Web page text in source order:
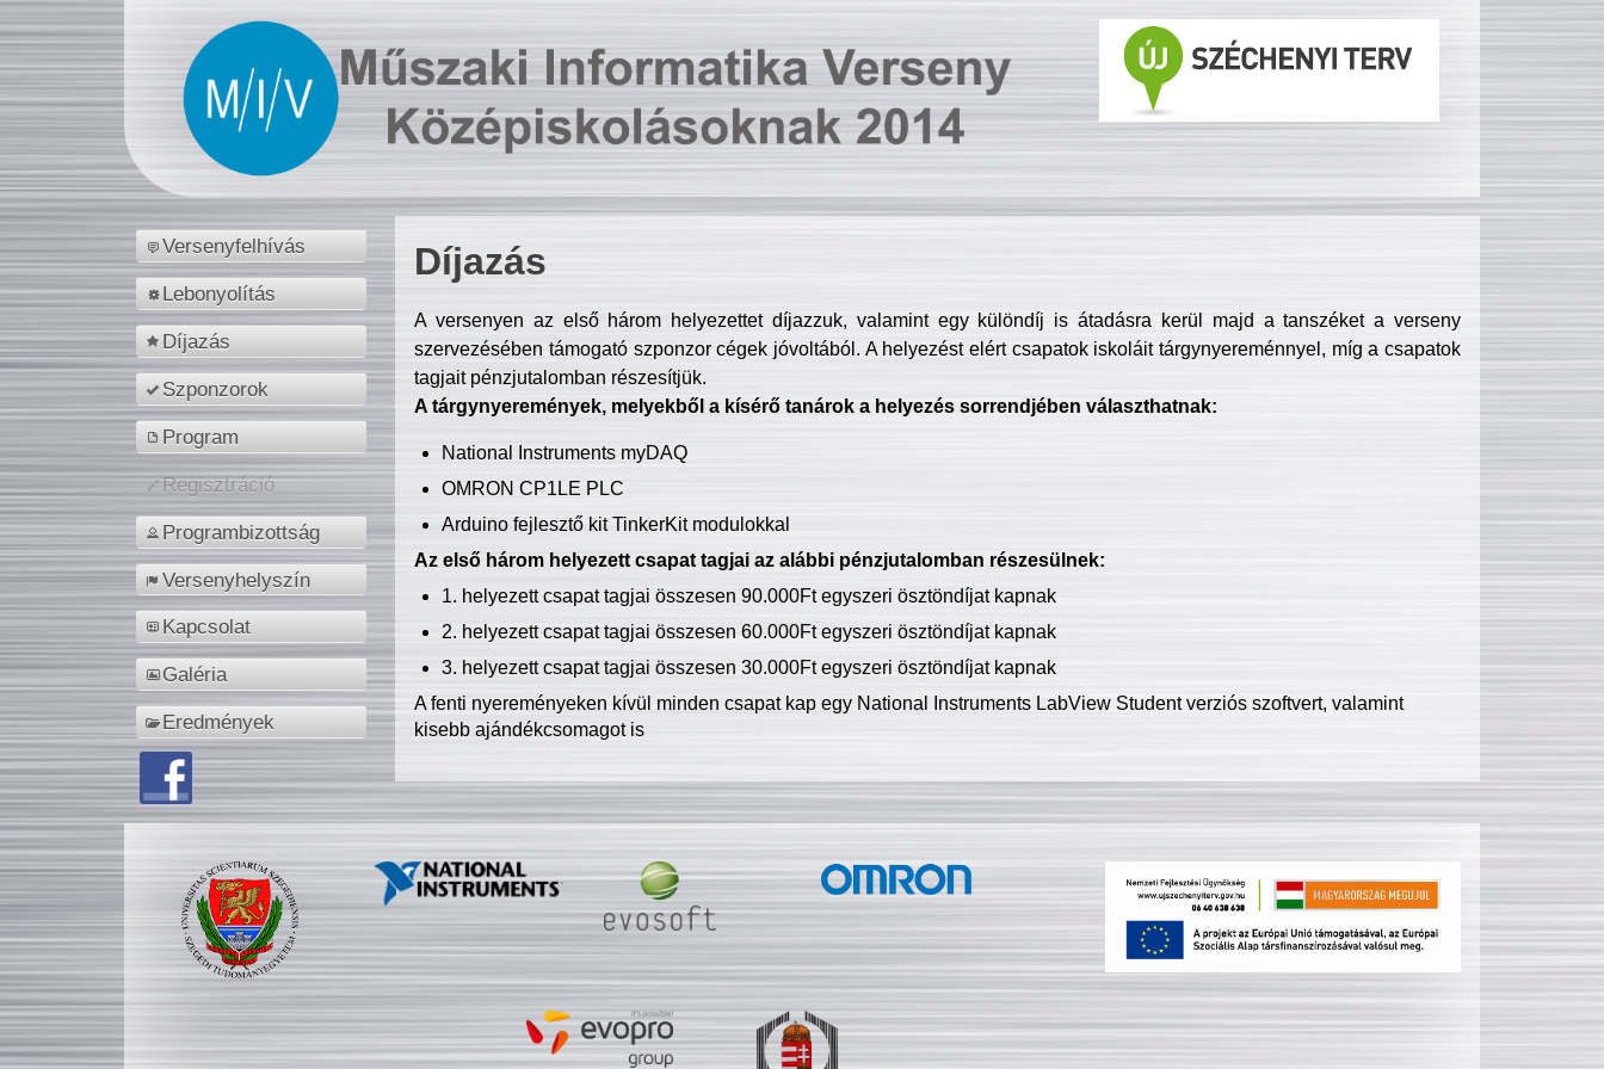
Versenyfelhívás
Lebonyolítás
Díjazás
Szponzorok
Program
Regisztráció
Programbizottság
Versenyhelyszín
Kapcsolat
Galéria
Eredmények
Díjazás
A versenyen az első három helyezettet díjazzuk, valamint egy különdíj is átadásra kerül majd a tanszéket a verseny
szervezésében támogató szponzor cégek jóvoltából. A helyezést elért csapatok iskoláit tárgynyereménnyel, míg a csapatok
tagjait pénzjutalomban részesítjük.
A tárgynyeremények, melyekből a kísérő tanárok a helyezés sorrendjében választhatnak:
National Instruments myDAQ
OMRON CP1LE PLC
Arduino fejlesztő kit TinkerKit modulokkal
Az első három helyezett csapat tagjai az alábbi pénzjutalomban részesülnek:
1. helyezett csapat tagjai összesen 90.000Ft egyszeri ösztöndíjat kapnak
2. helyezett csapat tagjai összesen 60.000Ft egyszeri ösztöndíjat kapnak
3. helyezett csapat tagjai összesen 30.000Ft egyszeri ösztöndíjat kapnak
A fenti nyereményeken kívül minden csapat kap egy National Instruments LabView Student verziós szoftvert, valamint
kisebb ajándékcsomagot is